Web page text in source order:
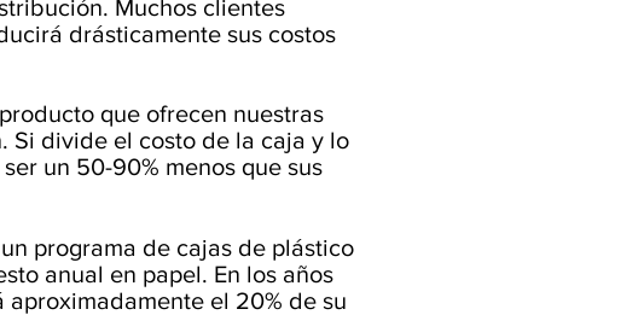
Muchos clientes
drásticamente sus costos
que ofrecen nuestras
Si divide el costo de la caja y lo
un 50-90% menos que sus
programa de cajas de plástico
anual en papel. En los años
el 20% de su